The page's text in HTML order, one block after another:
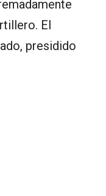
El
presidido